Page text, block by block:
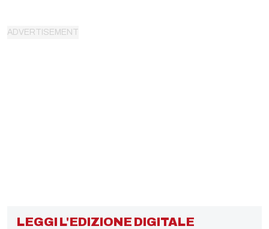
LEGGI L'EDIZIONE DIGITALE